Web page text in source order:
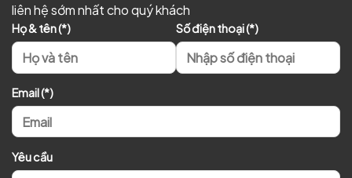
liên hệ sớm nhất cho quý khách
Họ & tên (*) Số điện thoại (*)
Email (*)
Yêu cầu